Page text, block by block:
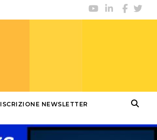
ISCRIZIONE NEWSLETTER